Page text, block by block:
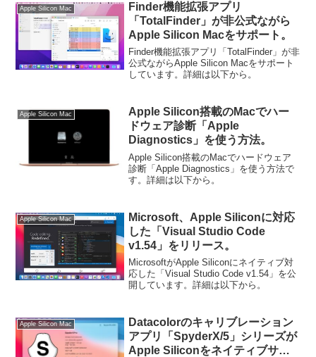
Apple Silicon Mac
Finder機能拡張アプリ
「TotalFinder」が非公式ながら
Apple Silicon Macをサポート。
Finder機能拡張アプリ「TotalFinder」が非
公式ながらApple Silicon Macをサポート
しています。詳細は以下から。
Apple Silicon Mac
Apple Silicon搭載のMacでハー
ドウェア診断「Apple
Diagnostics」を使う方法。
Apple Silicon搭載のMacでハードウェア
診断「Apple Diagnostics」を使う方法で
す。詳細は以下から。
Apple Silicon Mac
Microsoft、Apple Siliconに対応
した「Visual Studio Code
v1.54」をリリース。
MicrosoftがApple Siliconにネイティブ対
応した「Visual Studio Code v1.54」を公
開しています。詳細は以下から。
Apple Silicon Mac
Datacolorのキャリブレーション
アプリ「SpyderX/5」シリーズが
Apple Siliconをネイティブサポ